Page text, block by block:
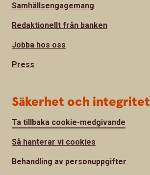
Samhällsengagemang
Redaktionellt från banken
Jobba hos oss
Press
Säkerhet och integritet
Ta tillbaka cookie-medgivande
Så hanterar vi cookies
Behandling av personuppgifter